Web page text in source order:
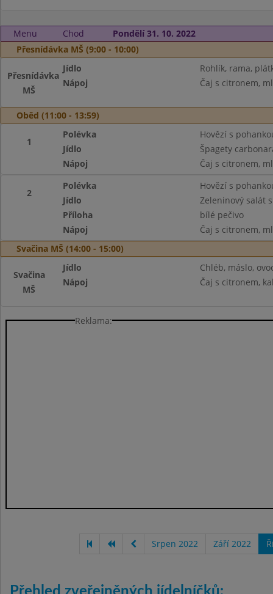
Menu Chod
Pondělí 31. 10. 2022
Přesnídávka MŠ (9:00 - 10:00)
Přesnídávka
MŠ
Jídlo
Rohlík, rama,
Nápoj
Čaj s citronem,
Oběd (11:00 - 13:59)
1
Polévka
Hovězí s
Jídlo
Špagety
Nápoj
Čaj s citronem,
2
Polévka
Hovězí s
Jídlo
Zeleninový salát
Příloha
bílé pečivo
Nápoj
Čaj s citronem,
Svačina MŠ (14:00 - 15:00)
Svačina
MŠ
Jídlo
Chléb, máslo,
Nápoj
Čaj s citronem,
Reklama:
Srpen 2022 Září 2022